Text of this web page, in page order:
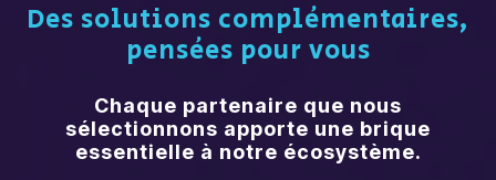
Se connecter
Des solutions complémentaires,
pensées pour vous
Chaque partenaire que nous
sélectionnons apporte une brique
essentielle à notre écosystème.